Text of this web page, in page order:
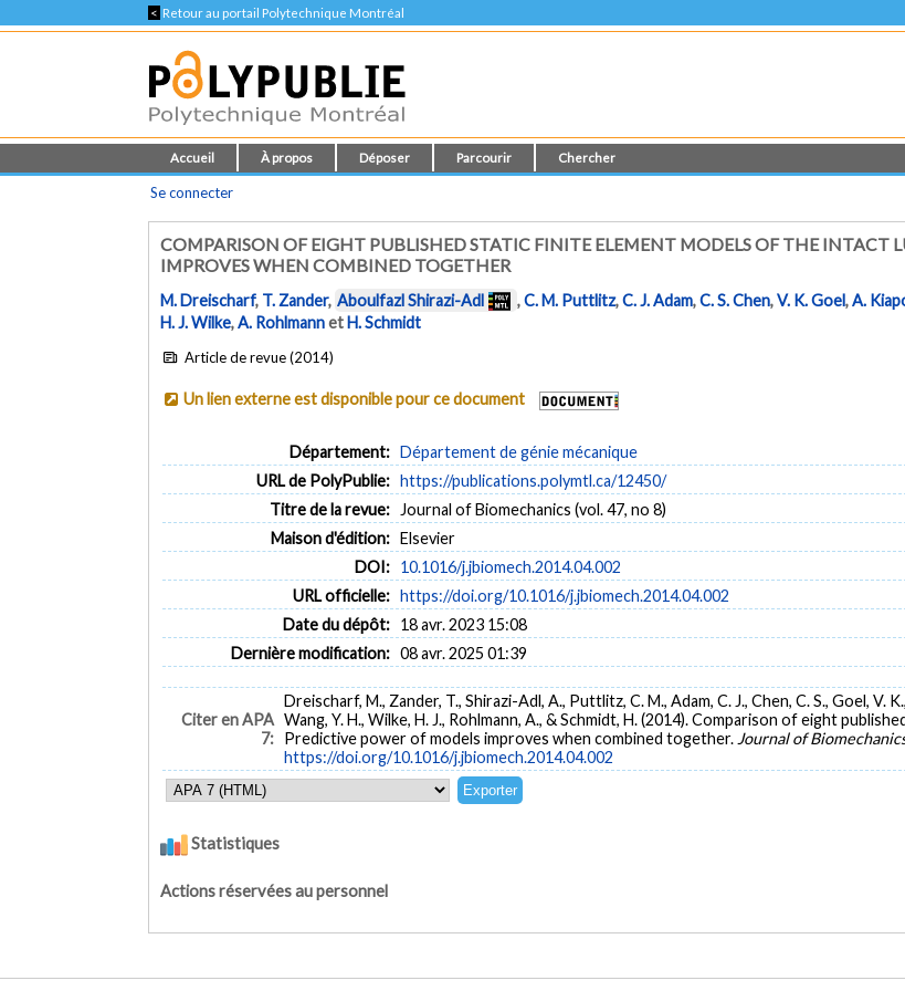
< Retour au portail Polytechnique Montréal
Accueil À propos Déposer Parcourir Chercher
Se connecter
COMPARISON OF EIGHT PUBLISHED STATIC FINITE ELEMENT MODELS OF THE INTACT
IMPROVES WHEN COMBINED TOGETHER
M. Dreischarf, T. Zander, Aboulfazl Shirazi-Adl ,C. M. Puttlitz,C. J. Adam,C. S. Chen,V. K. Goel,A.
H. J. Wilke,A. RohlmannetH. Schmidt
Article de revue (2014)
Un lien externe est disponible pour ce document
Département: Département de génie mécanique
URL de PolyPublie: https://publications.polymtl.ca/12450/
Titre de la revue:
Journal of Biomechanics (vol. 47, no 8)
Maison d'édition: Elsevier
DOI: 10.1016/j.jbiomech.2014.04.002
URL officielle: https://doi.org/10.1016/j.jbiomech.2014.04.002
Date du dépôt: 18 avr. 2023 15:08
Dernière modification: 08 avr. 2025 01:39
Citer en APA
7:
Dreischarf, M., Zander, T., Shirazi-Adl, A., Puttlitz, C. M., Adam, C. J., Chen, C. S., Goel, V.
Wang, Y. H., Wilke, H. J., Rohlmann, A., & Schmidt, H. (2014). Comparison of eight
Predictive power of models improves when combined together. Journal of
https://doi.org/10.1016/j.jbiomech.2014.04.002
Statistiques
Actions réservées au personnel